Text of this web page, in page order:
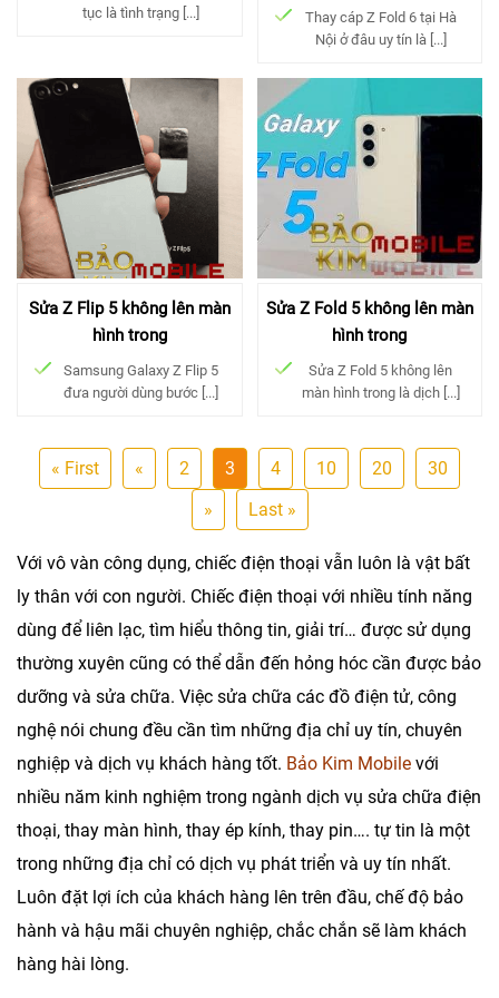
tục là tình trạng [...]
Thay cáp Z Fold 6 tại Hà
Nội ở đâu uy tín là [...]
Sửa Z Flip 5 không lên màn
hình trong
Samsung Galaxy Z Flip 5
đưa người dùng bước [...]
Sửa Z Fold 5 không lên màn
hình trong
Sửa Z Fold 5 không lên
màn hình trong là dịch [...]
« First « 2 3 4 10 20
30
»
Last »
Với vô vàn công dụng, chiếc điện thoại vẫn luôn là vật bất
ly thân với con người. Chiếc điện thoại với nhiều tính năng
dùng để liên lạc, tìm hiểu thông tin, giải trí… được sử dụng
thường xuyên cũng có thể dẫn đến hỏng hóc cần được bảo
dưỡng và sửa chữa. Việc sửa chữa các đồ điện tử, công
nghệ nói chung đều cần tìm những địa chỉ uy tín, chuyên
nghiệp và dịch vụ khách hàng tốt. Bảo Kim Mobile với
nhiều năm kinh nghiệm trong ngành dịch vụ sửa chữa điện
thoại, thay màn hình, thay ép kính, thay pin…. tự tin là một
trong những địa chỉ có dịch vụ phát triển và uy tín nhất.
Luôn đặt lợi ích của khách hàng lên trên đầu, chế độ bảo
hành và hậu mãi chuyên nghiệp, chắc chắn sẽ làm khách
hàng hài lòng.